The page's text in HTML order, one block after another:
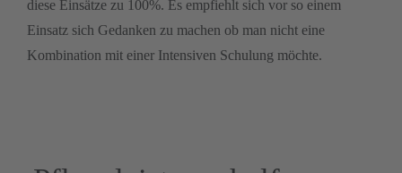
diese Einsätze zu 100%. Es empfiehlt sich vor so einem
Einsatz sich Gedanken zu machen ob man nicht eine
Kombination mit einer Intensiven Schulung möchte.